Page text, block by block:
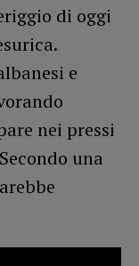
di oggi
e
nei pressi
una